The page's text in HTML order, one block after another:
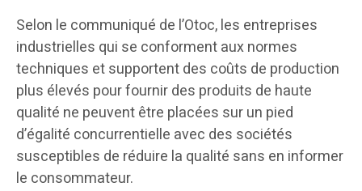
Selon le communiqué de l’Otoc, les entreprises
industrielles qui se conforment aux normes
techniques et supportent des coûts de production
plus élevés pour fournir des produits de haute
qualité ne peuvent être placées sur un pied
d’égalité concurrentielle avec des sociétés
susceptibles de réduire la qualité sans en informer
le consommateur.